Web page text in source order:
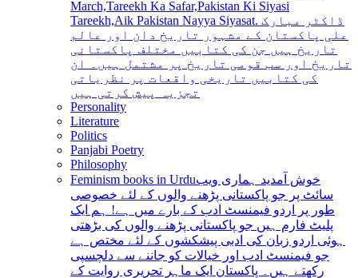
March,Tareekh Ka Safar,Pakistan Ki Siyasi
Tareekh,Aik Pakistan Nayya Siyasat. ڈاکٹر مبارک
علی پاکستان کے مشہور تاریخ دان اور عالم
تاریخ ہیں جن کی کتابیں مختلف پاکستانی
تاریخ اور سب قومی تاریخ پر مشتمل ہیں۔ ان
کی کتابیں تاریخی واقعات پر نظریاتی
تجزیہ پیش کرتی ہیں
Personality
Literature
Politics
Panjabi Poetry
Philosophy
Feminism books in Urduخوش آمدید ہماری ویب
سائٹ پر جو پاکستانی پڑھنے والوں کے لئے خصوصی
طور پر اردو فیمنسٹ ادب کے بارے میں ہے! ہم ایک
پلیٹ فارم ہیں جو پاکستانی پڑھنے والوں کی بڑھتی
ہوئی اردو زبان کی ادبی پیشکشوں کے لئے مختص ہے
جو فیمنسٹ ادب اور خیالات کو جاننے سے دلچسپی
رکھتے ہیں۔ پاکستان ایک ماہر تحریری روایت کے